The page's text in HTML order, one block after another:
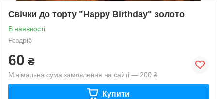
Свічки до торту "Happy Birthday" золото
В наявності
Роздріб
60 ₴
Мінімальна сума замовлення на сайті — 200 ₴
Купити